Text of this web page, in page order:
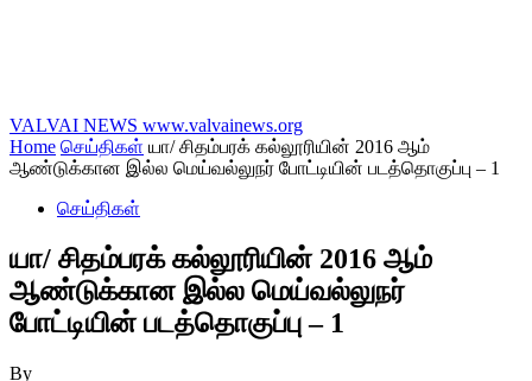
VALVAI NEWS www.valvainews.org
Home செய்திகள் யா/ சிதம்பரக் கல்லூரியின் 2016 ஆம்
ஆண்டுக்கான இல்ல மெய்வல்லுநர் போட்டியின் படத்தொகுப்பு – 1
செய்திகள்
யா/ சிதம்பரக் கல்லூரியின் 2016 ஆம்
ஆண்டுக்கான இல்ல மெய்வல்லுநர்
போட்டியின் படத்தொகுப்பு – 1
By